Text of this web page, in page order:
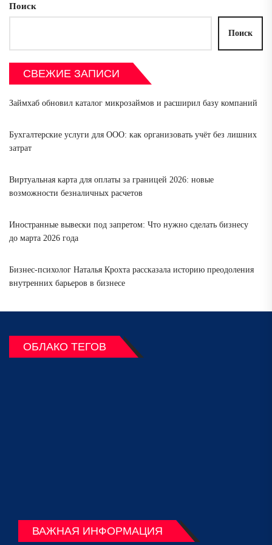
Поиск
Поиск
СВЕЖИЕ ЗАПИСИ
Займхаб обновил каталог микрозаймов и расширил базу компаний
Бухгалтерские услуги для ООО: как организовать учёт без лишних
затрат
Виртуальная карта для оплаты за границей 2026: новые
возможности безналичных расчетов
Иностранные вывески под запретом: Что нужно сделать бизнесу
до марта 2026 года
Бизнес-психолог Наталья Крохта рассказала историю преодоления
внутренних барьеров в бизнесе
ОБЛАКО ТЕГОВ
ВАЖНАЯ ИНФОРМАЦИЯ